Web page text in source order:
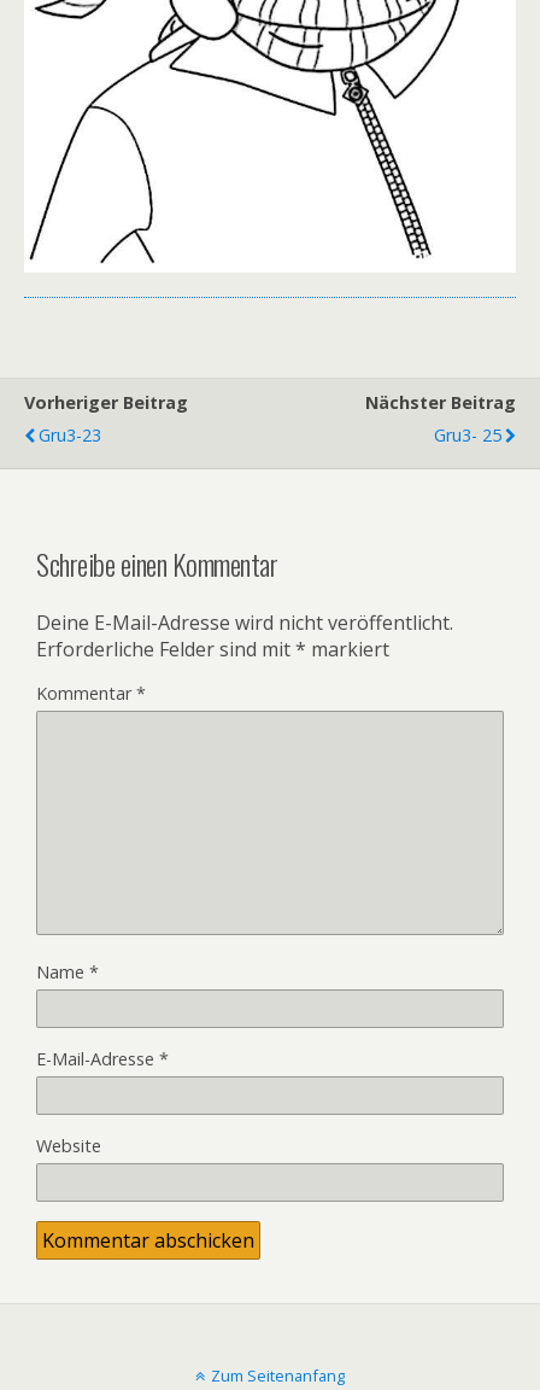
Vorheriger Beitrag
Gru3-23
Nächster Beitrag
Gru3- 25
Schreibe einen Kommentar
Deine E-Mail-Adresse wird nicht veröffentlicht.
Erforderliche Felder sind mit* markiert
Kommentar*
Name *
E-Mail-Adresse *
Website
Zum Seitenanfang